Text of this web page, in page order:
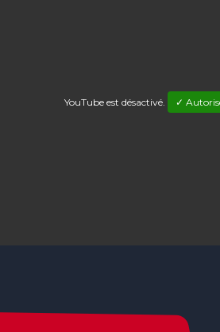
YouTube est désactivé. ✓